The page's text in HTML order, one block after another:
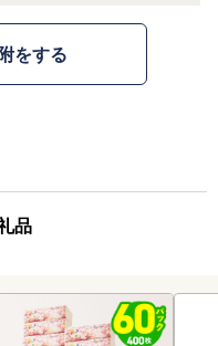
をする
品